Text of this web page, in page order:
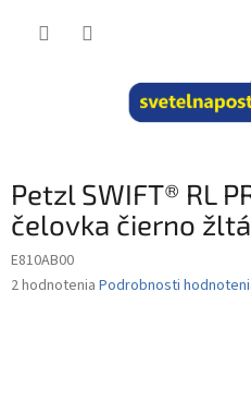
Petzl SWIFT® RL
čelovka čierno žltá
E810AB00
Priemerné
2 hodnotenia Podrobnosti